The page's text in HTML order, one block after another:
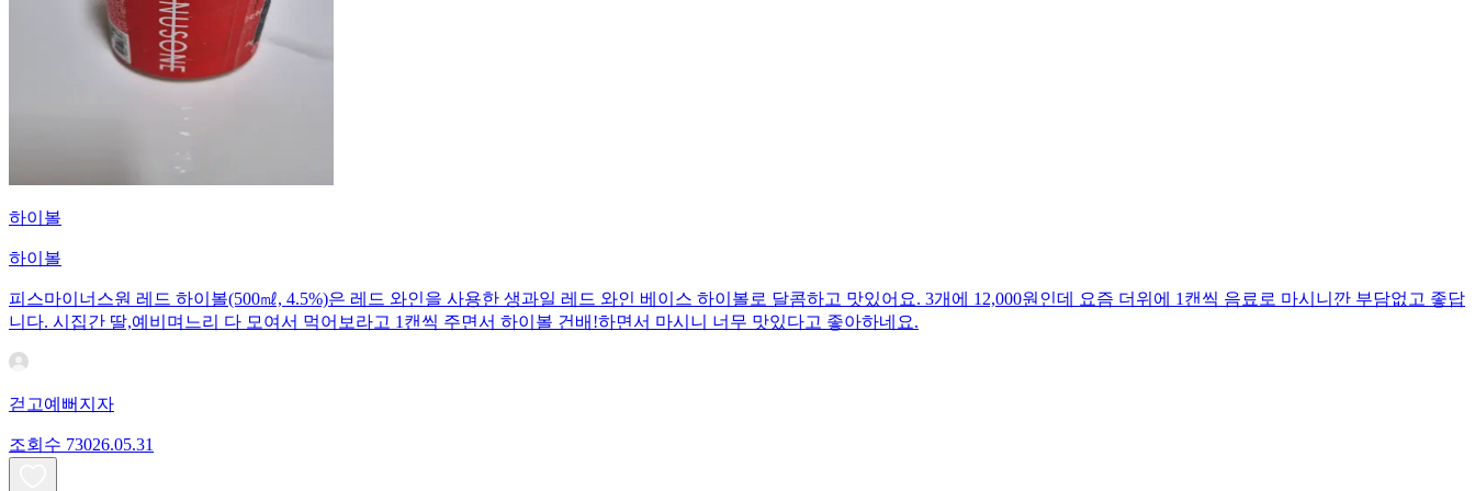
하이볼
하이볼
피스마이너스원 레드 하이볼(500㎖, 4.5%)은 레드 와인을 사용한 생과일 레드 와인 베이스 하이볼로 달콤하고 맛있어요. 3개에 12,000원인데 요즘 더위에 1캔씩 음료로 마시니깐 부담없고 좋답
니다. 시집간 딸,예비며느리 다 모여서 먹어보라고 1캔씩 주면서 하이볼 건배!하면서 마시니 너무 맛있다고 좋아하네요.
걷고예뻐지자
조회수 73026.05.31